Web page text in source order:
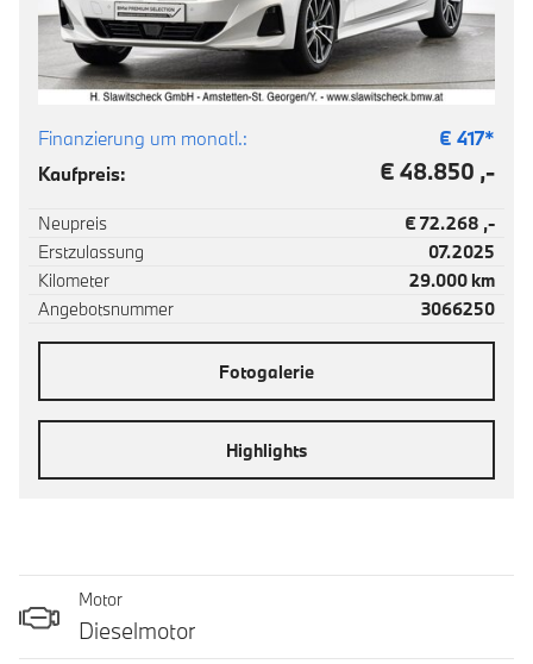
Finanzierung um monatl.: € 417*
Kaufpreis:
€ 48.850 ,-
Neupreis
€ 72.268 ,-
Erstzulassung
07.2025
Kilometer
29.000 km
Angebotsnummer
3066250
Fotogalerie
Highlights
Motor
Dieselmotor